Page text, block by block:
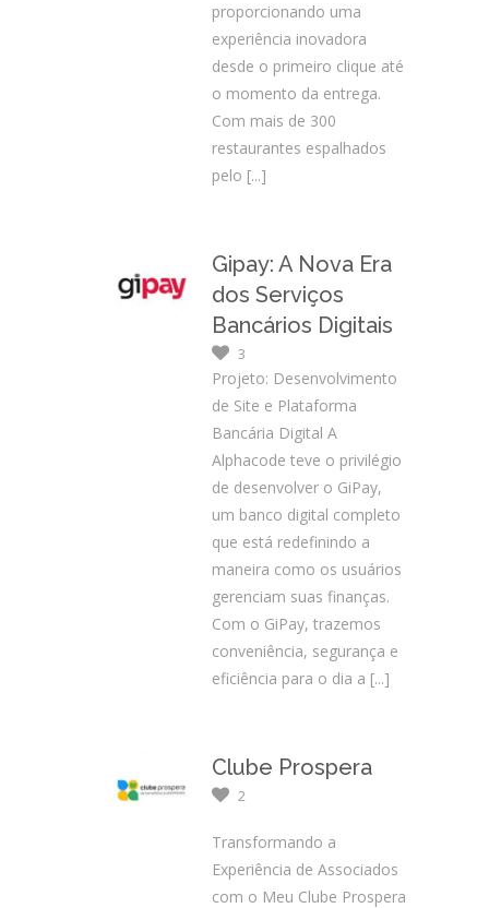
proporcionando uma
experiência inovadora
desde o primeiro clique até
o momento da entrega.
Com mais de 300
restaurantes espalhados
pelo [...]
Gipay: A Nova Era
dos Serviços
Bancários Digitais
3
Projeto: Desenvolvimento
de Site e Plataforma
Bancária Digital A
Alphacode teve o privilégio
de desenvolver o GiPay,
um banco digital completo
que está redefinindo a
maneira como os usuários
gerenciam suas finanças.
Com o GiPay, trazemos
conveniência, segurança e
eficiência para o dia a [...]
Clube Prospera
2
Transformando a
Experiência de Associados
com o Meu Clube Prospera